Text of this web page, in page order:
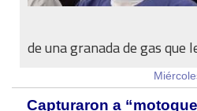
de una granada de gas que
Capturaron a